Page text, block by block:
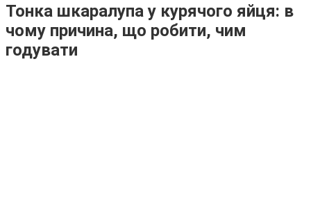
Тонка шкаралупа у курячого яйця: в
чому причина, що робити, чим
годувати